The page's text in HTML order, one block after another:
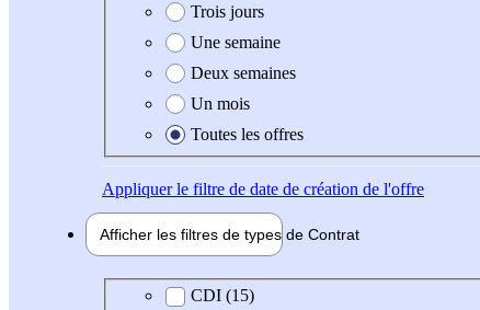
Trois jours
Une semaine
Deux semaines
Un mois
Toutes les offres
Appliquerle filtre de date de création de l'offre
Afficher les filtres de types de Contrat
Type de contratCDI (15)